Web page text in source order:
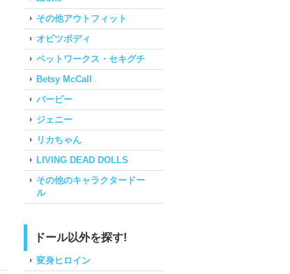
その他アウトフィット
オビツボディ
ペットワークス・セキグチ
Betsy McCall
バービー
ジェニー
リカちゃん
LIVING DEAD DOLLS
その他のキャラクタードー
ル
ドール以外を探す!
変身ヒロイン